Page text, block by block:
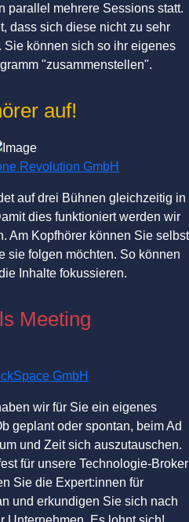
parallel mehrere Sessions statt.
dass sich diese nicht zu sehr
können sich so ihr eigenes
"zusammenstellen".
auf!
Revolution GmbH
auf drei Bühnen gleichzeitig in
dies funktioniert werden wir
Am Kopfhörer können Sie selbst
sie folgen möchten. So können
Inhalte fokussieren.
Meeting
GmbH
wir für Sie ein eigenes
geplant oder spontan, beim Ad
und Zeit sich auszutauschen.
für unsere Technologie-Broker
Sie die Expert:innen für
und erkundigen Sie sich nach